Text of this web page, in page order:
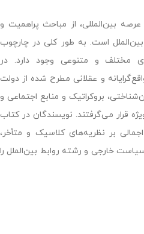
بین‌المللی، از مباحث پراهمیت و
است. به طور کلی در چارچوب
مختلف و متنوعی وجود دارد. در
و عقلانی مطرح شده از دولت
بروکراتیک و منابع اجتماعی و
قرار می‌گرفتند. نویسندگان در کتاب
بر نظریه‌های کلاسیک و متأخر،
خارجی و رشته روابط بین‌الملل را